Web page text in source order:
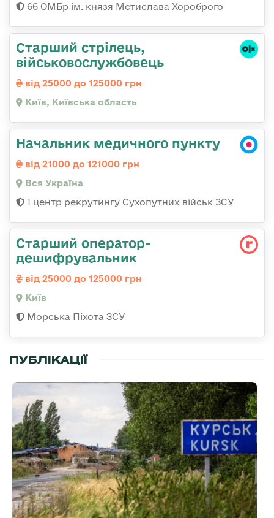
66 ОМБр ім. князя Мстислава Хороброго
Старший стрілець,
військовослужбовець
від 25000 до 125000 грн
Київ, Київська область
Начальник медичного пункту
від 21000 до 121000 грн
Вся Україна
1 центр рекрутингу Сухопутних військ ЗСУ
Старший оператор-
дешифрувальник
від 25000 до 125000 грн
Київ
Морська Піхота ЗСУ
ПУБЛІКАЦІЇ